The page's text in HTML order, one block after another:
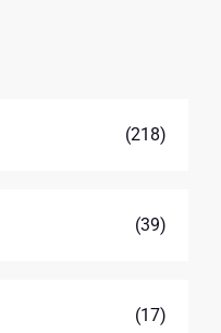
(218)
(39)
(17)